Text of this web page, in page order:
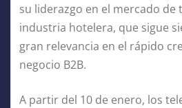
su liderazgo en el mercado de
industria hotelera, que sigue
gran relevancia en el rápido
negocio B2B.
A partir del 10 de enero, los